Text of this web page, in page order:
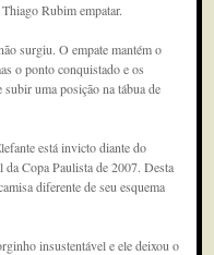
Rubim empatar.
surgiu. O empate mantém o
o ponto conquistado e os
uma posição na tábua de
está invicto diante do
Copa Paulista de 2007. Desta
diferente de seu esquema
insustentável e ele deixou o